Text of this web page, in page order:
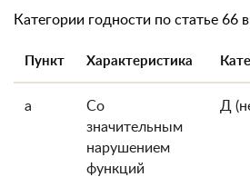
Категории годности по статье 66
Пункт Характеристика
а
Со
значительным
нарушением
функций
Д